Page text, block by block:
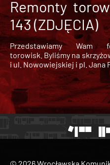
Remonty
143 (ZDJĘCIA)
Przedstawiamy Wam
torowisk. Byliśmy na
i ul. Nowowiejskiej i pl. Jana